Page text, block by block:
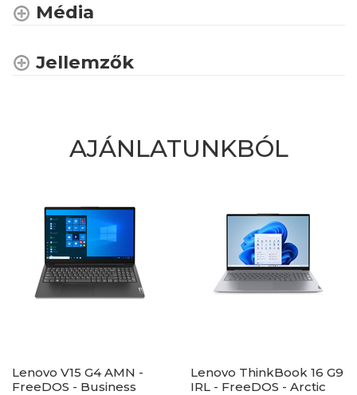
Média
Jellemzők
AJÁNLATUNKBÓL
Lenovo V15 G4 AMN -
FreeDOS - Business
Lenovo ThinkBook 16 G9
IRL - FreeDOS - Arctic